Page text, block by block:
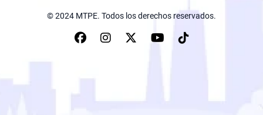
© 2024 MTPE. Todos los derechos reservados.